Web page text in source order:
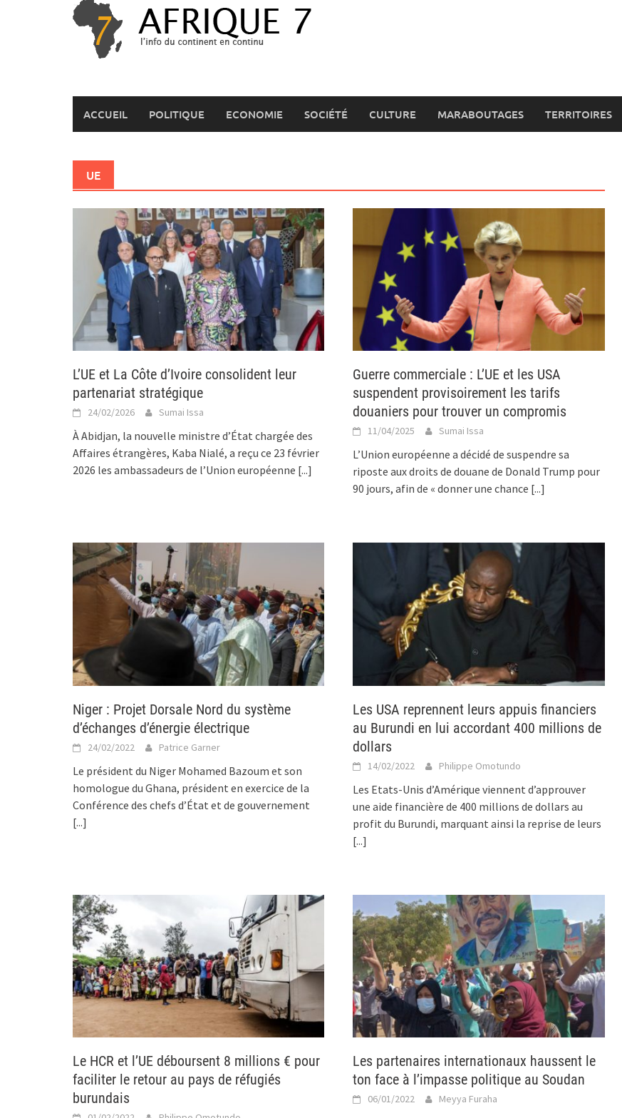
ACCUEIL POLITIQUE ECONOMIE SOCIÉTÉ CULTURE MARABOUTAGES TERRITOIRES
UE
L’UE et La Côte d’Ivoire consolident leur
partenariat stratégique
24/02/2026 Sumai Issa
À Abidjan, la nouvelle ministre d’État chargée des
Affaires étrangères, Kaba Nialé, a reçu ce 23 février
2026 les ambassadeurs de l’Union européenne [...]
Guerre commerciale : L’UE et les USA
suspendent provisoirement les tarifs
douaniers pour trouver un compromis
11/04/2025 Sumai Issa
L’Union européenne a décidé de suspendre sa
riposte aux droits de douane de Donald Trump pour
90 jours, afin de « donner une chance [...]
Niger : Projet Dorsale Nord du système
d’échanges d’énergie électrique
24/02/2022 Patrice Garner
Le président du Niger Mohamed Bazoum et son
homologue du Ghana, président en exercice de la
Conférence des chefs d’État et de gouvernement
[...]
Les USA reprennent leurs appuis financiers
au Burundi en lui accordant 400 millions de
dollars
14/02/2022 Philippe Omotundo
Les Etats-Unis d’Amérique viennent d’approuver
une aide financière de 400 millions de dollars au
profit du Burundi, marquant ainsi la reprise de leurs
[...]
Le HCR et l’UE déboursent 8 millions € pour
faciliter le retour au pays de réfugiés
burundais
Les partenaires internationaux haussent le
ton face à l’impasse politique au Soudan
06/01/2022 Meyya Furaha